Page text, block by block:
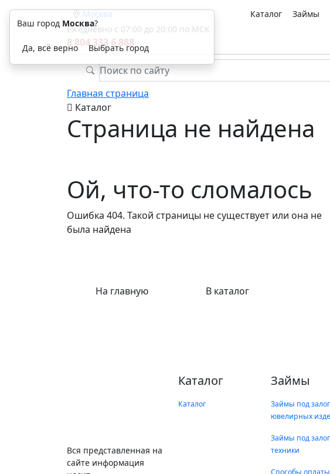
Москва Каталог Займы
Ежедневно с 07:00 до 20:00 по МСК
8 804 333 6 888
Главная страница
Каталог
Страница не найдена
Ой, что-то сломалось
Ошибка 404. Такой страницы не существует или она не
была найдена
На главную В каталог
Вся представленная на
сайте информация
Каталог
Каталог
Займы
Займы под залог
ювелирных
Займы под залог
техники
Способы оплаты
Ваш город Москва?
Да, всё верно Выбрать город